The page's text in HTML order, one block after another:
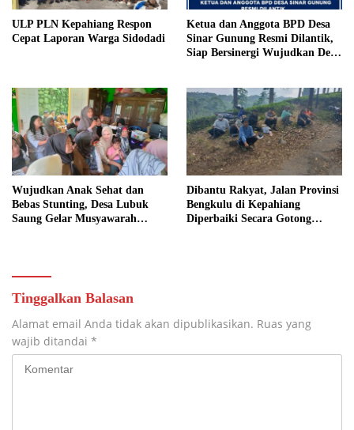
ULP PLN Kepahiang Respon
Cepat Laporan Warga Sidodadi
Ketua dan Anggota BPD Desa
Sinar Gunung Resmi Dilantik,
Siap Bersinergi Wujudkan Desa
Wujudkan Anak Sehat dan
Bebas Stunting, Desa Lubuk
Saung Gelar Musyawarah
Dibantu Rakyat, Jalan Provinsi
Bengkulu di Kepahiang
Diperbaiki Secara Gotong
Tinggalkan Balasan
Alamat email Anda tidak akan dipublikasikan. Ruas yang
wajib ditandai *